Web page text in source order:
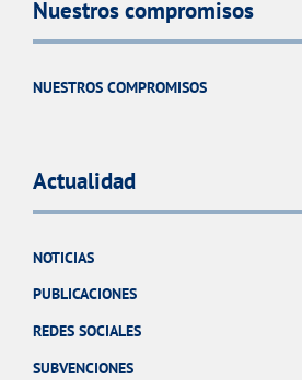
Nuestros compromisos
NUESTROS COMPROMISOS
Actualidad
NOTICIAS
PUBLICACIONES
REDES SOCIALES
SUBVENCIONES